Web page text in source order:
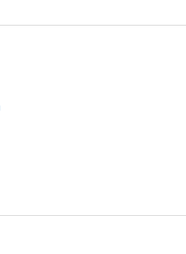
cette recherche était
de l’impact de